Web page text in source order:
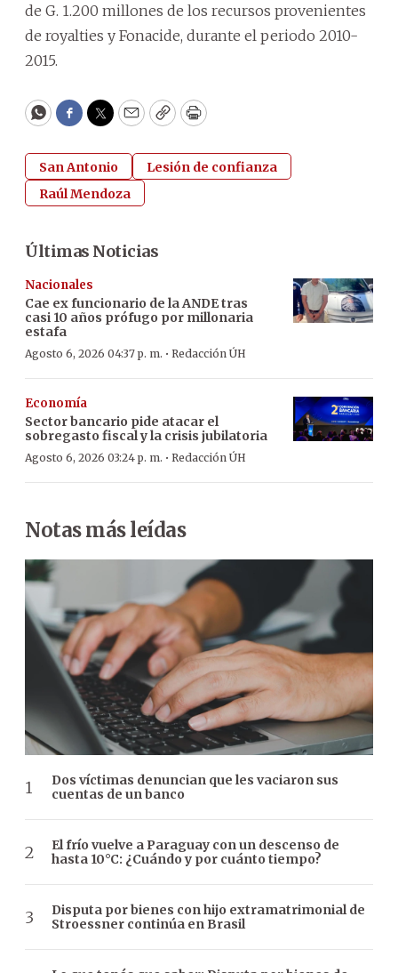
de G. 1.200 millones de los recursos provenientes
de royalties y Fonacide, durante el periodo 2010-
2015.
WhatsApp
Facebook
Twitter
EmailCopyPrint
San Antonio
Lesión de confianza
Raúl Mendoza
Últimas Noticias
Nacionales
Cae ex funcionario de la ANDE tras
casi 10 años prófugo por millonaria
estafa
Agosto 6, 2026 04:37 p. m. · Redacción ÚH
Economía
Sector bancario pide atacar el
sobregasto fiscal y la crisis jubilatoria
Agosto 6, 2026 03:24 p. m. · Redacción ÚH
Notas más leídas
Dos víctimas denuncian que les vaciaron sus
cuentas de un banco
El frío vuelve a Paraguay con un descenso de
hasta 10°C: ¿Cuándo y por cuánto tiempo?
Disputa por bienes con hijo extramatrimonial de
Stroessner continúa en Brasil